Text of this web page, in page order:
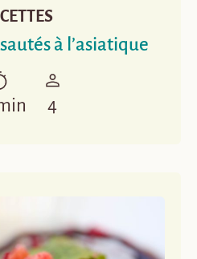
à l’asiatique
4